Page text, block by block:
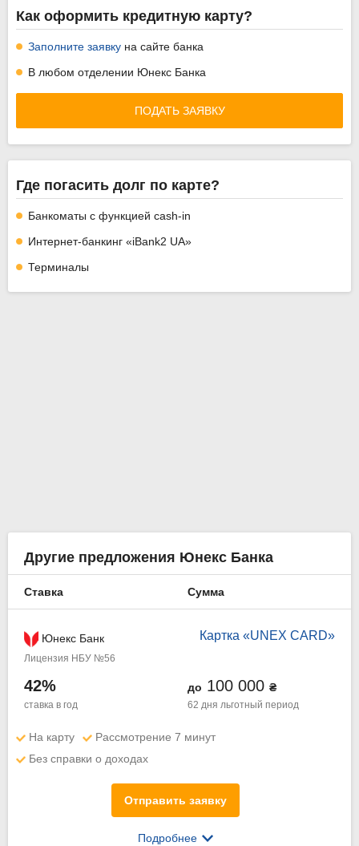
Как оформить кредитную карту?
Заполните заявку на сайте банка
В любом отделении Юнекс Банка
ПОДАТЬ ЗАЯВКУ
Где погасить долг по карте?
Банкоматы с функцией cash-in
Интернет-банкинг «iBank2 UA»
Терминалы
Другие предложения Юнекс Банка
Ставка Сумма
Картка «UNEX CARD»
Юнекс Банк
Лицензия НБУ №56
42%
ставка в год
до 100 000 ₴
62 дня льготный период
На карту
Рассмотрение 7 минут
Без справки о доходах
Отправить заявку
Подробнее